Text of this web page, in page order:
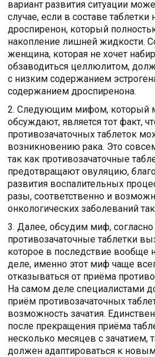
вариант развития ситуации
случае, если в составе таблетки
дроспиренон, который
накопление лишней жидкости.
женщина, которая не хочет
обзаводиться целлюлитом,
с низким содержанием
содержанием дроспиренона.
2. Следующим мифом, который
обсуждают, является тот факт,
противозачаточных таблеток
возникновению рака. Это
так как противозачаточные
предотвращают овуляцию,
развития воспалительных
разы, соответственно и
онкологических заболеваний
3. Далее, обсудим миф,
противозачаточные таблетки
которое в последствие вообще
деле, именно этот миф чаще
отказываться от приёма
На самом деле специалистами
приём противозачаточных
возможность зачатия.
после прекращения приёма
несколько месяцев с зачатием,
должен адаптироваться к